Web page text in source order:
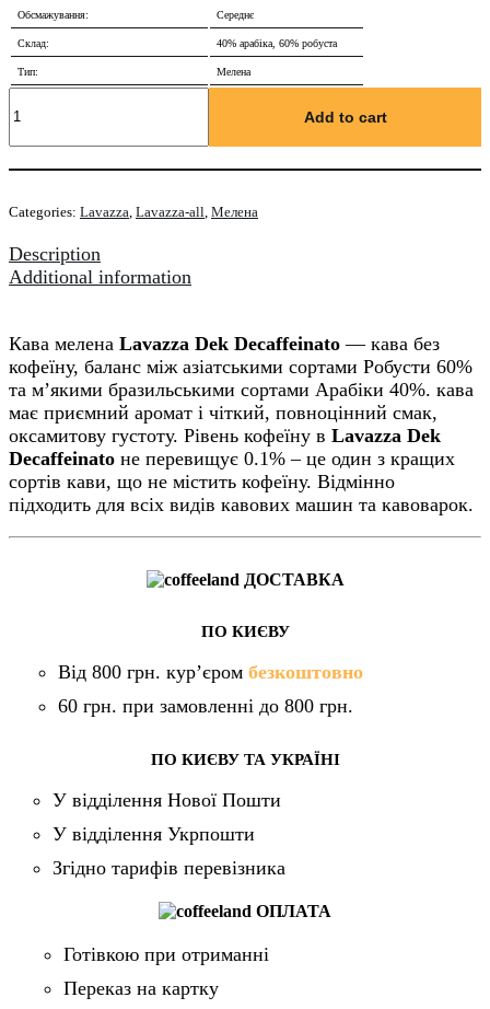
Обсмажування: Середнє
Склад: 40% арабіка, 60% робуста
Тип: Мелена
мелена
з/
250
quantity
Add to cart
Categories: Lavazza Lavazza-all Мелена
Description
Additional information
Кава мелена Lavazza Dek Decaffeinato ― кава без
кофеїну, баланс між азіатськими сортами Робусти 60%
та м’якими бразильськими сортами Арабіки 40%. кава
має приємний аромат і чіткий, повноцінний смак,
оксамитову густоту. Рівень кофеїну в Lavazza Dek
Decaffeinato не перевищує 0.1% – це один з кращих
сортів кави, що не містить кофеїну. Відмінно
підходить для всіх видів кавових машин та кавоварок.
ДОСТАВКА
ПО КИЄВУ
Від 800 грн. кур’єром безкоштовно
60 грн. при замовленні до 800 грн.
ПО КИЄВУ ТА УКРАЇНІ
У відділення Нової Пошти
У відділення Укрпошти
Згідно тарифів перевізника
ОПЛАТА
Готівкою при отриманні
Переказ на картку